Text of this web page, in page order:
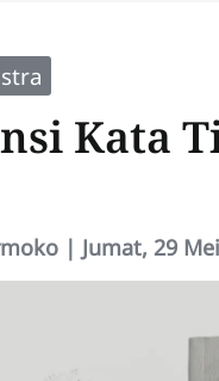
Kata
| Jumat, 29